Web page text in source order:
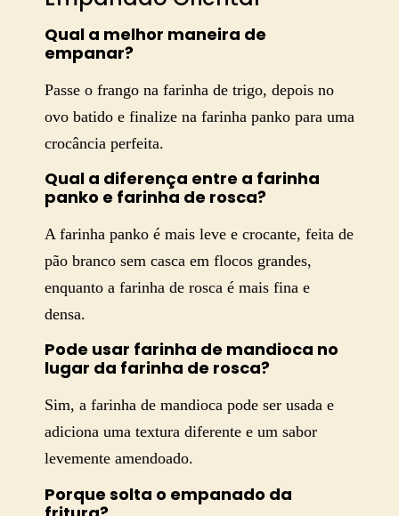
Qual a melhor maneira de
empanar?
Passe o frango na farinha de trigo, depois no
ovo batido e finalize na farinha panko para uma
crocância perfeita.
Qual a diferença entre a farinha
panko e farinha de rosca?
A farinha panko é mais leve e crocante, feita de
pão branco sem casca em flocos grandes,
enquanto a farinha de rosca é mais fina e
densa.
Pode usar farinha de mandioca no
lugar da farinha de rosca?
Sim, a farinha de mandioca pode ser usada e
adiciona uma textura diferente e um sabor
levemente amendoado.
Porque solta o empanado da